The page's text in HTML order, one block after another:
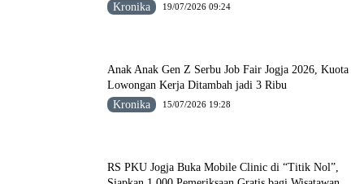
Kronika
19/07/2026 09:24
Anak Anak Gen Z Serbu Job Fair Jogja 2026, Kuota
Lowongan Kerja Ditambah jadi 3 Ribu
Kronika
15/07/2026 19:28
RS PKU Jogja Buka Mobile Clinic di “Titik Nol”,